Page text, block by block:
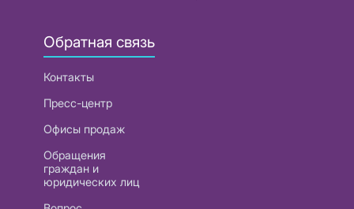
Обратная связь
Контакты
Пресс-центр
Офисы продаж
Обращения
граждан и
юридических лиц